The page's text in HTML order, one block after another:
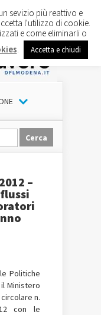
–
Politiche
Ministero
n.
con le
sevizio più reattivo e
l'utilizzo di cookie.
e come eliminarli o
Accetta e chiudi